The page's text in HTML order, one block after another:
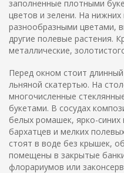
заполненные плотными
цветов и зелени. На
разнообразными цветами,
другие полевые растения.
металлические,
Перед окном стоит
льняной скатертью. На
многочисленные
букетами. В сосудах
белых ромашек, ярко-
бархатцев и мелких
стоят в воде без крышек,
помещены в закрытые
флорариумов или